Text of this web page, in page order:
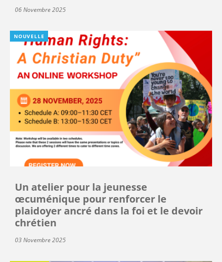
06 Novembre 2025
NOUVELLE
Un atelier pour la jeunesse
œcuménique pour renforcer le
plaidoyer ancré dans la foi et le devoir
chrétien
03 Novembre 2025